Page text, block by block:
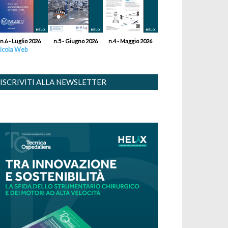
n.6 - Luglio 2026 n.5 - Giugno 2026 n.4 - Maggio 2026
Web
ISCRIVITI ALLA NEWSLETTER